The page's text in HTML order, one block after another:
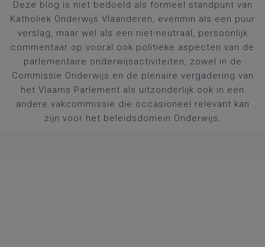
Deze blog is niet bedoeld als formeel standpunt van
Katholiek Onderwijs Vlaanderen, evenmin als een puur
verslag, maar wel als een niet-neutraal, persoonlijk
commentaar op vooral ook politieke aspecten van de
parlementaire onderwijsactiviteiten, zowel in de
Commissie Onderwijs en de plenaire vergadering van
het Vlaams Parlement als uitzonderlijk ook in een
andere vakcommissie die occasioneel relevant kan
zijn voor het beleidsdomein Onderwijs.